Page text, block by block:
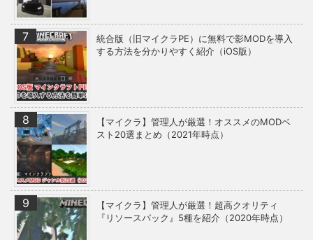
統合版（旧マイクラPE）に無料で影MODを導入
する方法を分かりやすく紹介（iOS版）
【マイクラ】管理人が厳選！オススメのMODベ
スト20選まとめ（2021年時点）
【マイクラ】管理人が厳選！超高クオリティ
『リソースパック』5種を紹介（2020年時点）